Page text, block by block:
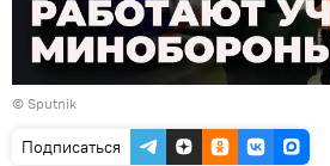
© Sputnik
Подписаться